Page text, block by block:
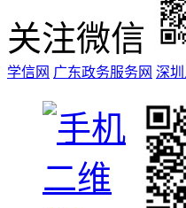
关注微信
学信网 广东政务服务网 深圳